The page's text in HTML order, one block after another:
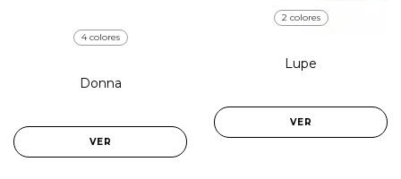
4 colores
Donna
VER
2 colores
Lupe
VER